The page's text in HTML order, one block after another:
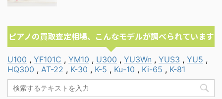
ピアノの買取査定相場、こんなモデルが調べられています
U100 , YF101C , YM10 , U300 , YU3Wn , YUS3 , YU5 ,
HQ300 , AT-22 , K-30 , K-5 , Ku-10 , Ki-65 , K-81